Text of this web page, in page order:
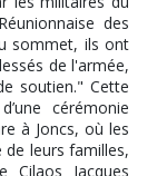
des
sommet, ils ont
de l'armée,
soutien." Cette
cérémonie
à Joncs, où les
leurs familles,
Cilaos Jacques